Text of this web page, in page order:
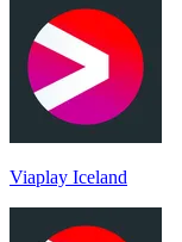
Viaplay Iceland